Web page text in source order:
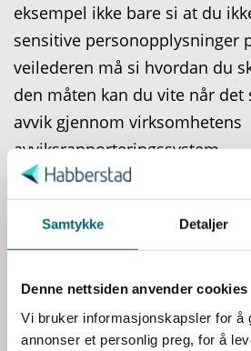
Samtykke Detaljer
Denne nettsiden anvender cookies
Vi bruker informasjonskapsler for å
annonser et personlig preg, for å
S
m
y
eksempel ikke bare si at du
sensitive personopplysninger
veilederen må si hvordan du
den måten kan du vite når det
avvik gjennom virksomhetens
avviksrapporteringssystem.
5. Endringsledelse
Et styringssystem, roller og
delegerte oppgaver, er som
sentralt for gjennomføring av
personvern. Samtidig viser
viktig det er at nye forhold og